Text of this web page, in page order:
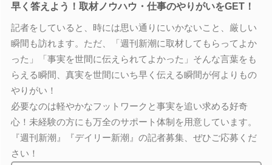
早く答えよう！取材ノウハウ・仕事のやりがいをGET！
記者をしていると、時には思い通りにいかないこと、厳しい
瞬間も訪れます。ただ、「週刊新潮に取材してもらってよか
った」「事実を世間に伝えられてよかった」そんな言葉をも
らえる瞬間、真実を世間にいち早く伝える瞬間が何よりもの
やりがい！
必要なのは軽やかなフットワークと事実を追い求める好奇
心！未経験の方にも万全のサポート体制を用意しています。
『週刊新潮』『デイリー新潮』の記者募集、ぜひご応募くだ
さい！